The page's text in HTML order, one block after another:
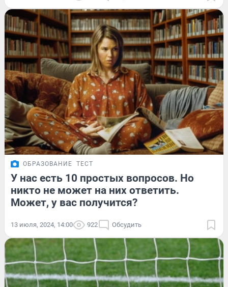
ОБРАЗОВАНИЕ ТЕСТ
У нас есть 10 простых вопросов. Но
никто не может на них ответить.
Может, у вас получится?
13 июля, 2024, 14:00 922 Обсудить